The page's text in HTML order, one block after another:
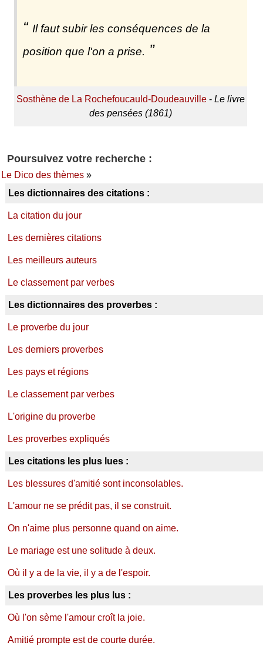
Il faut subir les conséquences de la
position que l'on a prise.
Sosthène de La Rochefoucauld-Doudeauville- Le livre
des pensées (1861)
Poursuivez votre recherche :
Le Dico des thèmes»
Les dictionnaires des citations :
La citation du jour
Les dernières citations
Les meilleurs auteurs
Le classement par verbes
Les dictionnaires des proverbes :
Le proverbe du jour
Les derniers proverbes
Les pays et régions
Le classement par verbes
L'origine du proverbe
Les proverbes expliqués
Les citations les plus lues :
Les blessures d'amitié sont inconsolables.
L'amour ne se prédit pas, il se construit.
On n'aime plus personne quand on aime.
Le mariage est une solitude à deux.
Où il y a de la vie, il y a de l'espoir.
Les proverbes les plus lus :
Où l'on sème l'amour croît la joie.
Amitié prompte est de courte durée.